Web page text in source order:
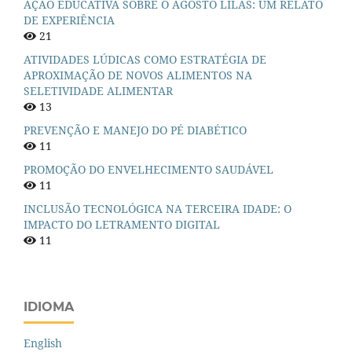
AÇÃO EDUCATIVA SOBRE O AGOSTO LILÁS: UM RELATO
DE EXPERIÊNCIA
21
ATIVIDADES LÚDICAS COMO ESTRATÉGIA DE
APROXIMAÇÃO DE NOVOS ALIMENTOS NA
SELETIVIDADE ALIMENTAR
13
PREVENÇÃO E MANEJO DO PÉ DIABÉTICO
11
PROMOÇÃO DO ENVELHECIMENTO SAUDÁVEL
11
INCLUSÃO TECNOLÓGICA NA TERCEIRA IDADE: O
IMPACTO DO LETRAMENTO DIGITAL
11
IDIOMA
English